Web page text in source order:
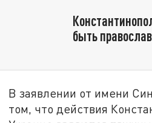
быть
В заявлении от имени
том, что действия